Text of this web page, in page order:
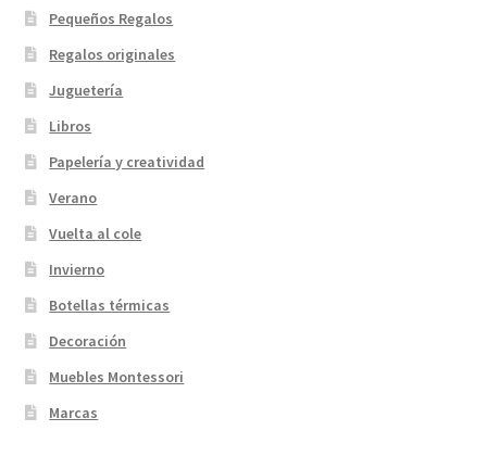
Pequeños Regalos
Regalos originales
Juguetería
Libros
Papelería y creatividad
Verano
Vuelta al cole
Invierno
Botellas térmicas
Decoración
Muebles Montessori
Marcas